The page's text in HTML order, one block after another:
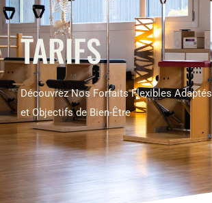
TARIFS
Découvrez Nos Forfaits Flexibles
et Objectifs de Bien-Être